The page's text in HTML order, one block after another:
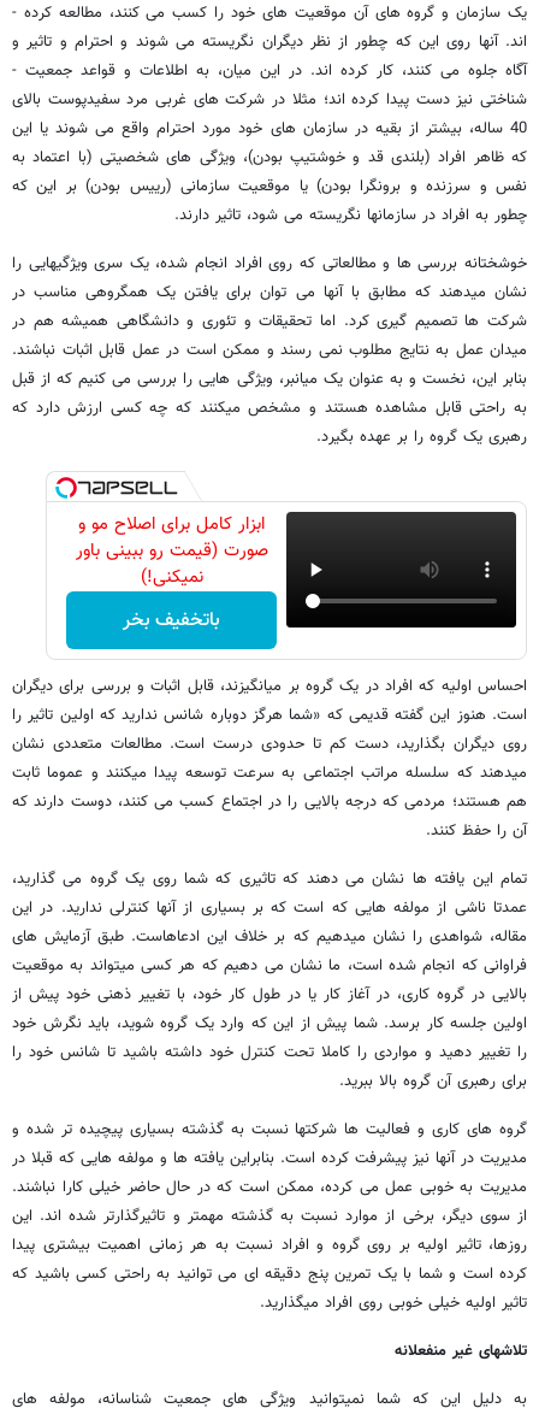
یک سازمان و گروه­ های آن موقعیت های خود را کسب می­ کنند، مطالعه کرده ­
اند. آنها روی این که چطور از نظر دیگران نگریسته می­ شوند و احترام و تاثیر و
آگاه جلوه می­ کنند، کار کرده ­اند. در این میان، به اطلاعات و قواعد جمعیت ­
شناختی نیز دست پیدا کرده ­اند؛ مثلا در شرکت های غربی مرد سفیدپوست بالای
40 ساله، بیشتر از بقیه در سازمان های خود مورد احترام واقع می­ شوند یا این
که ظاهر افراد (بلندی قد و خوش­تیپ بودن)، ویژگی­ های شخصیتی (با اعتماد به
نفس و سرزنده و برون­گرا بودن) یا موقعیت سازمانی (رییس بودن) بر این که
چطور به افراد در سازمانها نگریسته می ­شود، تاثیر دارند.
خوشختانه بررسی­ ها و مطالعاتی که روی افراد انجام شده، یک سری ویژگی­هایی را
نشان می­دهند که مطابق با آنها می­ توان برای یافتن یک هم­گروهی مناسب در
شرکت ها تصمیم ­گیری کرد. اما تحقیقات و تئوری و دانشگاهی همیشه هم در
میدان عمل به نتایج مطلوب نمی ­رسند و ممکن است در عمل قابل اثبات نباشند.
بنابر این، نخست و به عنوان یک میان­بر، ویژگی­ هایی را بررسی می ­کنیم که از قبل
به راحتی قابل مشاهده هستند و مشخص می­کنند که چه کسی ارزش دارد که
رهبری یک گروه را بر عهده بگیرد.
ابزار کامل برای اصلاح مو و
صورت (قیمت رو ببینی باور
نمیکنی!)
باتخفیف بخر
احساس اولیه که افراد در یک گروه بر می­انگیزند، قابل اثبات و بررسی برای دیگران
است. هنوز این گفته قدیمی که «شما هرگز دوباره شانس ندارید که اولین تاثیر را
روی دیگران بگذارید، دست کم تا حدودی درست است. مطالعات متعددی نشان
می­دهند که سلسله مراتب اجتماعی به سرعت توسعه پیدا می­کنند و عموما ثابت
هم هستند؛ مردمی که درجه بالایی را در اجتماع کسب می­ کنند، دوست دارند که
آن را حفظ کنند.
تمام این یافته­ ها نشان می­ دهند که تاثیری که شما روی یک گروه می­ گذارید،
عمدتا ناشی از مولفه ­هایی که است که بر بسیاری از آنها کنترلی ندارید. در این
مقاله، شواهدی را نشان می­دهیم که بر خلاف این ادعاهاست. طبق آزمایش های
فراوانی که انجام شده است، ما نشان می­ دهیم که هر کسی می­تواند به موقعیت
بالایی در گروه کاری، در آغاز کار یا در طول کار خود، با تغییر ذهنی خود پیش از
اولین جلسه کار برسد. شما پیش از این که وارد یک گروه شوید، باید نگرش خود
را تغییر دهید و مواردی را کاملا تحت کنترل خود داشته باشید تا شانس خود را
برای رهبری آن گروه بالا ببرید.
گروه های کاری و فعالیت ها شرکتها نسبت به گذشته بسیاری پیچیده­ تر شده و
مدیریت در آنها نیز پیشرفت کرده است. بنابراین یافته­ ها و مولفه­ هایی که قبلا در
مدیریت به خوبی عمل می­ کرده، ممکن است که در حال حاضر خیلی کارا نباشند.
از سوی دیگر، برخی از موارد نسبت به گذشته مهمتر و تاثیرگذارتر شده ­اند. این
روزها، تاثیر اولیه بر روی گروه و افراد نسبت به هر زمانی اهمیت بیشتری پیدا
کرده است و شما با یک تمرین پنج دقیقه ­ای می­ توانید به راحتی کسی باشید که
تاثیر اولیه خیلی خوبی روی افراد می­گذارید.
تلاشهای غیر منفعلانه
به دلیل این که شما نمی­توانید ویژگی­ های جمعیت­ شناسانه، مولفه ­های